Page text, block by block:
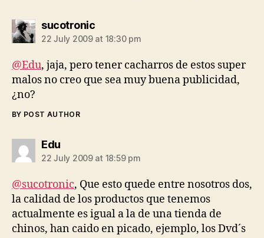
sucotronicsays:
22 July 2009 at 18:30 pm
@Edu, jaja, pero tener cacharros de estos super
malos no creo que sea muy buena publicidad,
¿no?
BY POST AUTHOR
Edusays:
22 July 2009 at 18:59 pm
@sucotronic, Que esto quede entre nosotros dos,
la calidad de los productos que tenemos
actualmente es igual a la de una tienda de
chinos, han caido en picado, ejemplo, los Dvd´s